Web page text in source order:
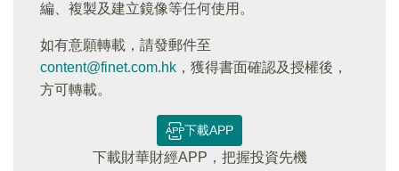
編、複製及建立鏡像等任何使用。
如有意願轉載，請發郵件至
content@finet.com.hk ，獲得書面確認及授權後，
方可轉載。
下載APP
下載財華財經APP，把握投資先機